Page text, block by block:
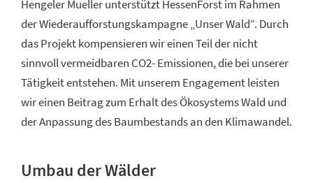
Hengeler Mueller unterstützt HessenForst im Rahmen
der Wiederaufforstungskampagne „Unser Wald“. Durch
das Projekt kompensieren wir einen Teil der nicht
sinnvoll vermeidbaren CO2- Emissionen, die bei unserer
Tätigkeit entstehen. Mit unserem Engagement leisten
wir einen Beitrag zum Erhalt des Ökosystems Wald und
der Anpassung des Baumbestands an den Klimawandel.
Umbau der Wälder